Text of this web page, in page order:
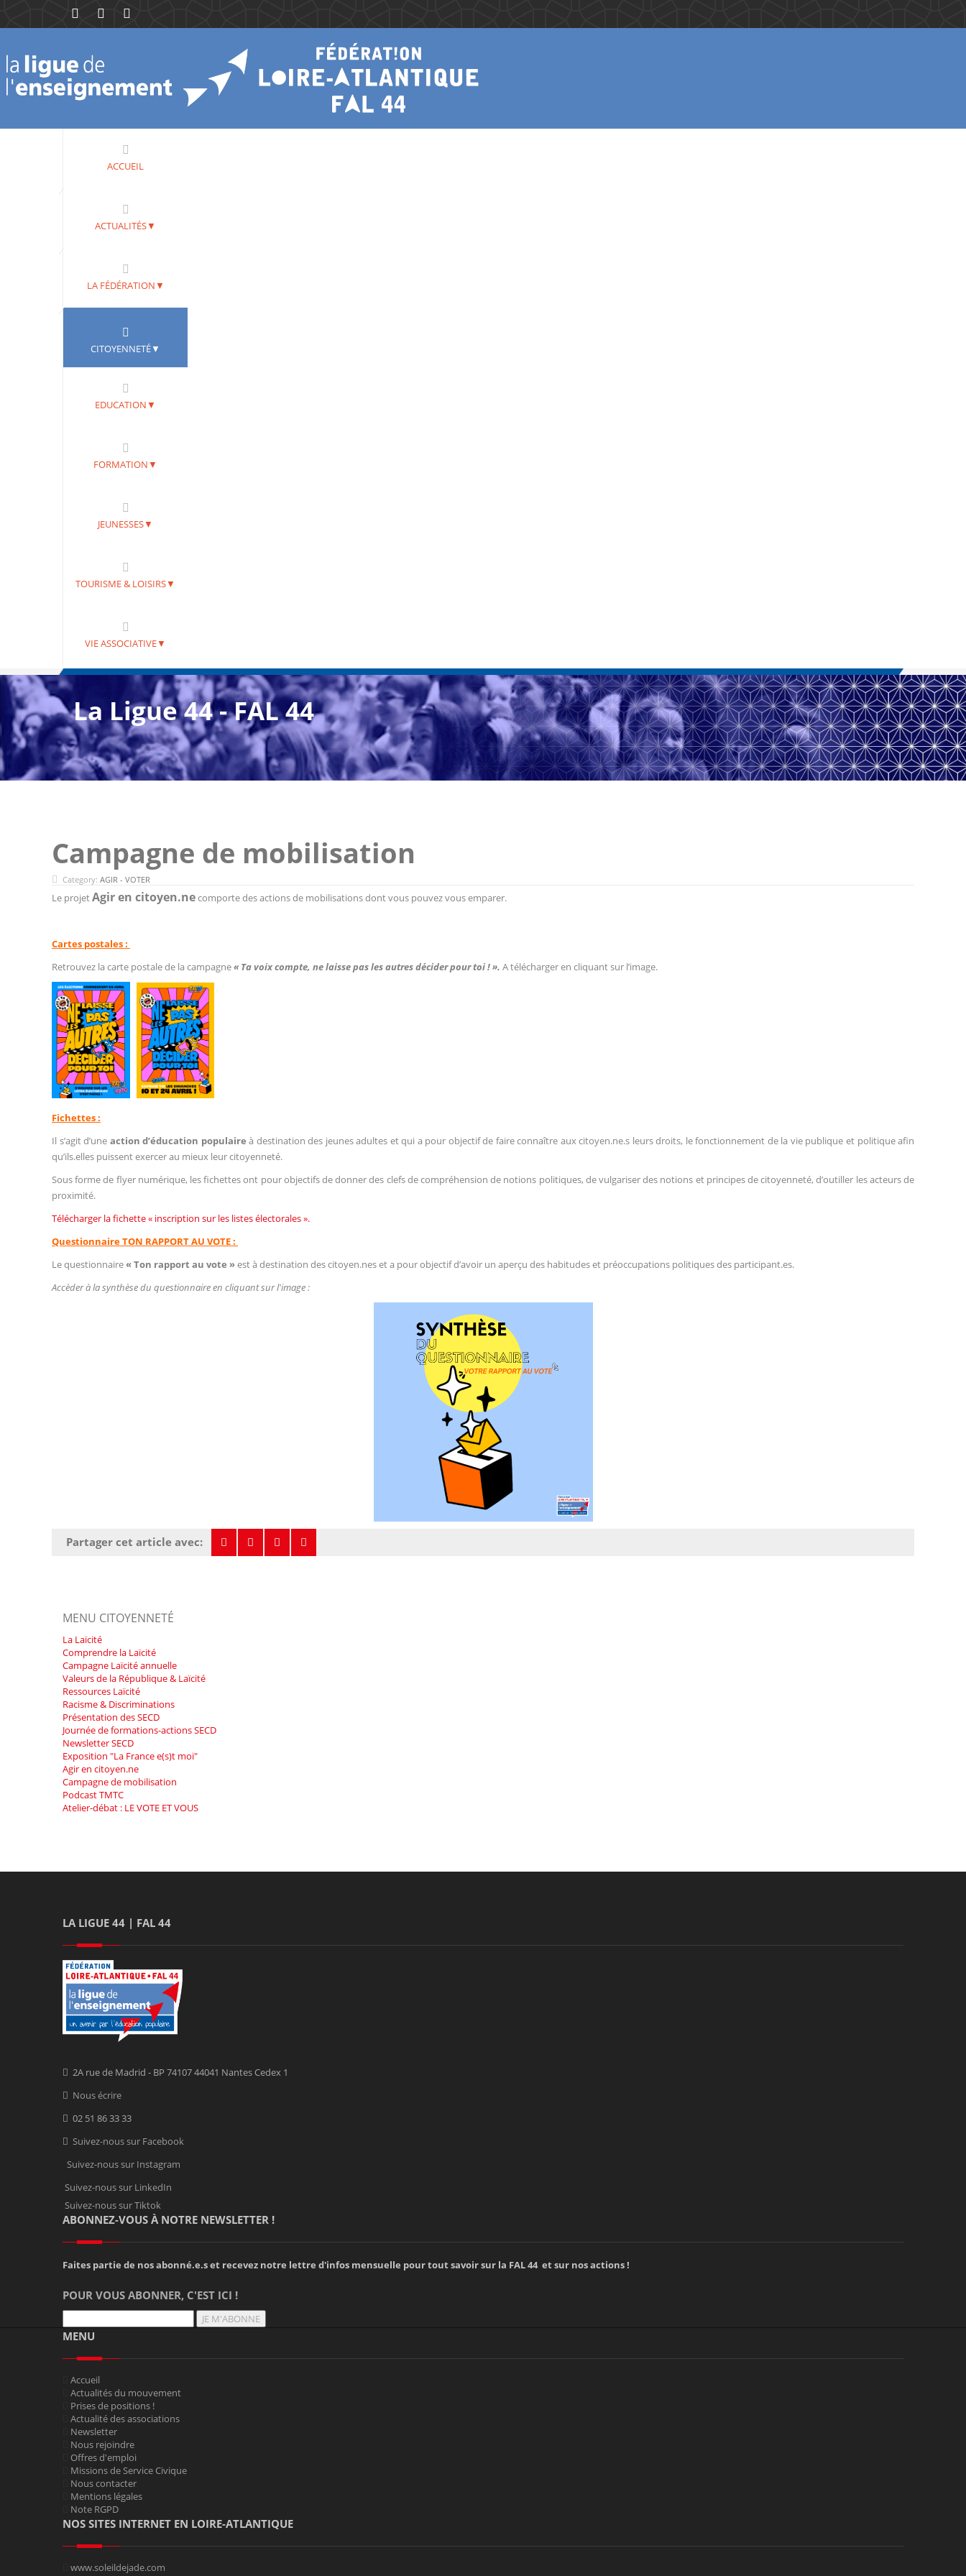
ACCUEIL
ACTUALITÉS▼
LA FÉDÉRATION▼
CITOYENNETÉ▼
Campagne Laïcité annuelle
Ressources Laïcité
Journée de formations-actions SECD
Exposition "La France e(s)t moi"
Les actions du réseauCampagne de mobilisation
Podcast TMTC
EDUCATION▼
Le CDAL 44
Nos interventions en milieu scolaire
Laïcité à l'école
Racisme et discriminations
Solidarités internationales
Devoir de mémoire
Campagne - Liré
Ville - Nantes
Lutte contre le décrochage scolaire
Médiation par les pairs
Restauration scolaire
FORMATION▼
CQP Animateur.rice Sportif
BPJEPS MAPS éducateur.trice sportif.ve
BPJEPS ASEC - Animateur.trice socio-culturel
Catalogue Pause Méridienne
PSC - Secourisme
BAFA - Animateur.rice de colos
JEUNESSES▼
Junior Association
Portraits de volontaires
TOURISME & LOISIRS▼
En groupe à la Turmelière
Group'AVélo
En groupe en Pays de la Loire
Projet éducatif de la Ligue
UNAT Pays de la Loire
Aides au départ en vacancesDécouvrir Vacances Pour Tous
Réserver sa colo en ligne
Colos apprenantes
Partir avec Vacances Passion
Réserver ses vacances en ligne
VIE ASSOCIATIVE▼
Réseau sportif UFOLEPCRVA de Loire-Atlantique
Formations LFL
Devenir bénévole
Projections
La Ligue 44 - FAL 44
Campagne de mobilisation
Category: AGIR - VOTER
Le projetAgir en citoyen.necomporte des actions de mobilisations dont vous pouvez vous emparer.
Cartes postales :
Retrouvez la carte postale de la campagne« Ta voix compte, ne laisse pas les autres décider pour toi ! ». A télécharger en cliquant sur l’image.
Fichettes :
Il s’agit d’une action d’éducation populaire à destination des jeunes adultes et qui a pour objectif de faire connaître aux citoyen.ne.s leurs droits, le fonctionnement de la vie publique et politique afin
qu’ils.elles puissent exercer au mieux leur citoyenneté.
Sous forme de flyer numérique, les fichettes ont pour objectifs de donner des clefs de compréhension de notions politiques, de vulgariser des notions et principes de citoyenneté, d’outiller les acteurs de
proximité.
Télécharger la fichette « inscription sur les listes électorales ».
Questionnaire TON RAPPORT AU VOTE :
Le questionnaire« Ton rapport au vote »est à destination des citoyen.nes et a pour objectif d’avoir un aperçu des habitudes et préoccupations politiques des participant.es.
Accèder à la synthèse du questionnaire en cliquant sur l'image :
Partager cet article avec:
MENU CITOYENNETÉ
La Laïcité
Comprendre la Laïcité
Campagne Laïcité annuelle
Valeurs de la République & Laïcité
Ressources Laïcité
Racisme & Discriminations
Présentation des SECD
Journée de formations-actions SECD
Newsletter SECD
Exposition "La France e(s)t moi"
Agir en citoyen.ne
Campagne de mobilisation
Podcast TMTC
Atelier-débat : LE VOTE ET VOUS
LA LIGUE 44 | FAL 44
2A rue de Madrid - BP 74107 44041 Nantes Cedex 1
Nous écrire
02 51 86 33 33
Suivez-nous sur Facebook
Suivez-nous sur Instagram
Suivez-nous sur LinkedIn
Suivez-nous sur Tiktok
ABONNEZ-VOUS À NOTRE NEWSLETTER !
Faites partie de nos abonné.e.s et recevez notre lettre d'infos mensuelle pour tout savoir sur la FAL 44 et sur nos actions !
POUR VOUS ABONNER, C'EST ICI !
JE M'ABONNE
MENU
Accueil
Actualités du mouvement
Prises de positions !
Actualité des associations
Newsletter
Nous rejoindre
Offres d'emploi
Missions de Service Civique
Nous contacter
Mentions légales
Note RGPD
NOS SITES INTERNET EN LOIRE-ATLANTIQUE
www.soleildejade.com